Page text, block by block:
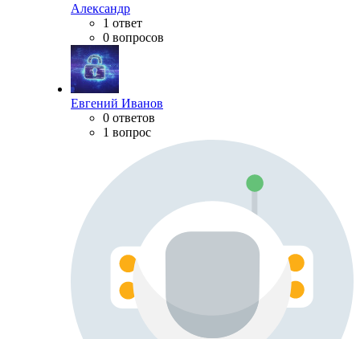
Александр
1 ответ
0 вопросов
Евгений Иванов
0 ответов
1 вопрос